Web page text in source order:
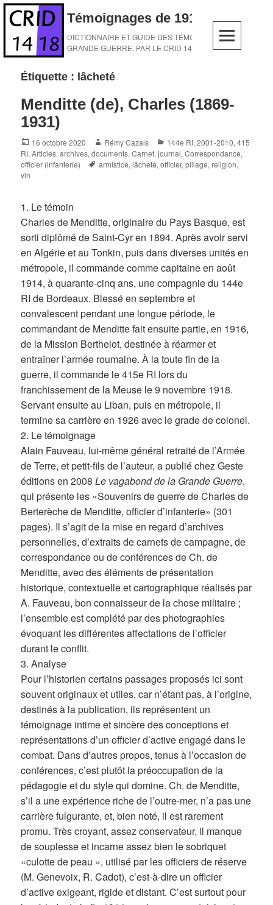
Skip
content
Témoignages de 1914-1918
DICTIONNAIRE ET GUIDE DES TÉMOINS DE LA
GRANDE GUERRE, PAR LE CRID 14-18
Étiquette : lâcheté
Menditte (de), Charles (1869-
1931)
Posted
on
16 octobre 2020 Author
Rémy Cazals Categories
144e RI,2001-2010,415
RI,Articles, archives, documents,Carnet, journal,Correspondance,
officier (infanterie)
Tags
armistice,lâcheté,officier,pillage,religion,
vin
1. Le témoin
Charles de Menditte, originaire du Pays Basque, est
sorti diplômé de Saint-Cyr en 1894. Après avoir servi
en Algérie et au Tonkin, puis dans diverses unités en
métropole, il commande comme capitaine en août
1914, à quarante-cinq ans, une compagnie du 144e
RI de Bordeaux. Blessé en septembre et
convalescent pendant une longue période, le
commandant de Menditte fait ensuite partie, en 1916,
de la Mission Berthelot, destinée à réarmer et
entraîner l’armée roumaine. À la toute fin de la
guerre, il commande le 415e RI lors du
franchissement de la Meuse le 9 novembre 1918.
Servant ensuite au Liban, puis en métropole, il
termine sa carrière en 1926 avec le grade de colonel.
2. Le témoignage
Alain Fauveau, lui-même général retraité de l’Armée
de Terre, et petit-fils de l’auteur, a publié chez Geste
éditions en 2008Le vagabond de la Grande Guerre,
qui présente les «Souvenirs de guerre de Charles de
Berterèche de Menditte, officier d’infanterie» (301
pages). Il s’agit de la mise en regard d’archives
personnelles, d’extraits de carnets de campagne, de
correspondance ou de conférences de Ch. de
Menditte, avec des éléments de présentation
historique, contextuelle et cartographique réalisés par
A. Fauveau, bon connaisseur de la chose militaire ;
l’ensemble est complété par des photographies
évoquant les différentes affectations de l’officier
durant le conflit.
3. Analyse
Pour l’historien certains passages proposés ici sont
souvent originaux et utiles, car n’étant pas, à l’origine,
destinés à la publication, ils représentent un
témoignage intime et sincère des conceptions et
représentations d’un officier d’active engagé dans le
combat. Dans d’autres propos, tenus à l’occasion de
conférences, c’est plutôt la préoccupation de la
pédagogie et du style qui domine. Ch. de Menditte,
s’il a une expérience riche de l’outre-mer, n’a pas une
carrière fulgurante, et, bien noté, il est rarement
promu. Très croyant, assez conservateur, il manque
de souplesse et incarne assez bien le sobriquet
«culotte de peau », utilisé par les officiers de réserve
(M. Genevoix, R. Cadot), c’est-à-dire un officier
d’active exigeant, rigide et distant. C’est surtout pour